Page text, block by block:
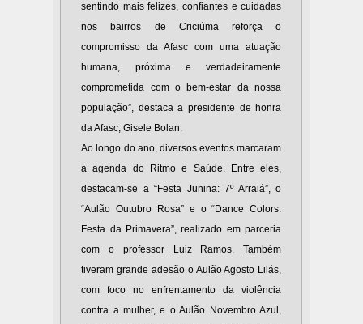
sentindo mais felizes, confiantes e cuidadas
nos bairros de Criciúma reforça o
compromisso da Afasc com uma atuação
humana, próxima e verdadeiramente
comprometida com o bem-estar da nossa
população”, destaca a presidente de honra
da Afasc, Gisele Bolan.
Ao longo do ano, diversos eventos marcaram
a agenda do Ritmo e Saúde. Entre eles,
destacam-se a “Festa Junina: 7º Arraiá”, o
“Aulão Outubro Rosa” e o “Dance Colors:
Festa da Primavera”, realizado em parceria
com o professor Luiz Ramos. Também
tiveram grande adesão o Aulão Agosto Lilás,
com foco no enfrentamento da violência
contra a mulher, e o Aulão Novembro Azul,